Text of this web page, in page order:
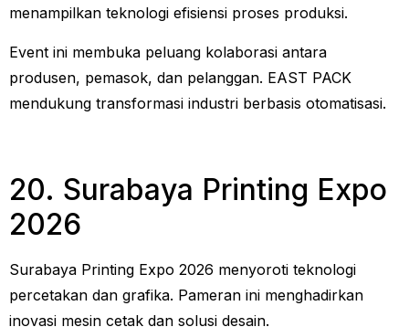
menampilkan teknologi efisiensi proses produksi.
Event ini membuka peluang kolaborasi antara
produsen, pemasok, dan pelanggan. EAST PACK
mendukung transformasi industri berbasis otomatisasi.
20. Surabaya Printing Expo
2026
Surabaya Printing Expo 2026 menyoroti teknologi
percetakan dan grafika. Pameran ini menghadirkan
inovasi mesin cetak dan solusi desain.